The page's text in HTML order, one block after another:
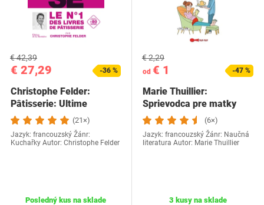
€ 27,29
€ 42,39
-36 %
Christophe Felder:
Pâtisserie: Ultime
(21×)
Jazyk: francouzský Žánr:
Kuchařky Autor: Christophe Felder
Posledný kus na sklade
od € 1
€ 2,29
-47 %
Marie Thuillier:
Sprievodca pre matky
(6×)
Jazyk: francouzský Žánr: Naučná
literatura Autor: Marie Thuillier
3 kusy na sklade